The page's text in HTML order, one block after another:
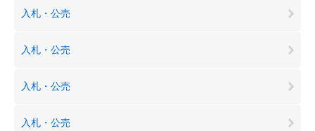
入札・公売
入札・公売
入札・公売
入札・公売